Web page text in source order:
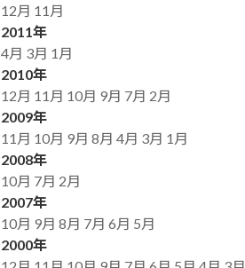
12月 11月
2011年
4月 3月 1月
2010年
12月 11月 10月 9月 7月 2月
2009年
11月 10月 9月8月4月 3月 1月
2008年
10月 7月 2月
2007年
10月 9月8月 7月6月 5月
2000年